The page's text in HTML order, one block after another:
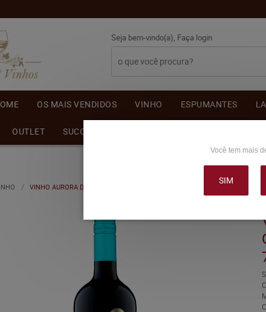
Seja bem-vindo(a), Faça login
OS MAIS VENDIDOS VINHO ESPUMANTES
OUTLET SUCO DE UVA
VINHO AURORA DESALCOOLIZADO CABERNET SAUVIGNON TINTO ADOÇADO
Você tem mais
SIM